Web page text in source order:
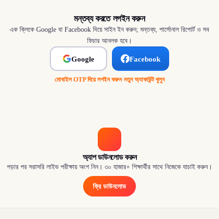
মন্তব্য করতে লগইন করুন
এক ক্লিকে Google বা Facebook দিয়ে সাইন ইন করুন; মন্তব্য, পার্সোনাল রিপোর্ট ও সব
ফিচার আনলক হবে।
Google Facebook
মোবাইল OTP দিয়ে লগইন করুন·নতুন অ্যাকাউন্ট খুলুন
অ্যাপ ডাউনলোড করুন
পড়ার পর সরাসরি লাইভ পরীক্ষায় অংশ নিন। ৩০ হাজার+ শিক্ষার্থীর সাথে নিজেকে যাচাই করুন।
ফ্রি ডাউনলোড